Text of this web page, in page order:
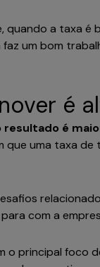
a taxa é
um bom
é
é
que uma taxa
com a
o principal foco